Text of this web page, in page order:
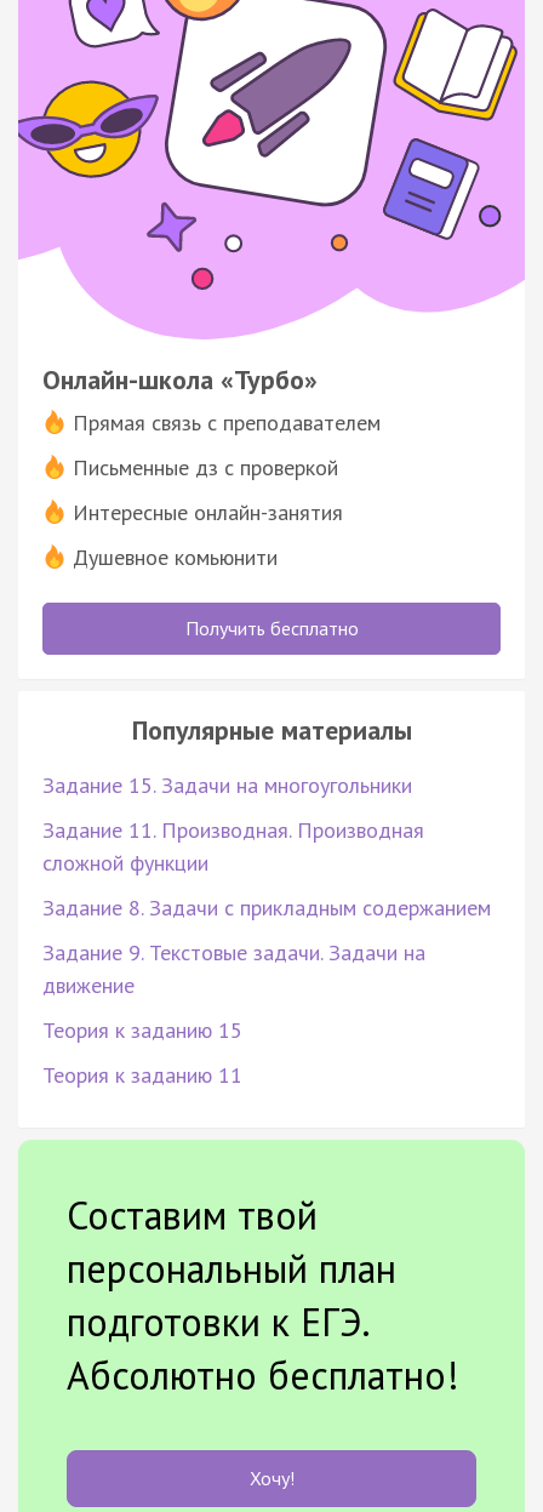
Онлайн-школа «Турбо»
Прямая связь с преподавателем
Письменные дз с проверкой
Интересные онлайн-занятия
Душевное комьюнити
Получить бесплатно
Популярные материалы
Задание 15. Задачи на многоугольники
Задание 11. Производная. Производная
сложной функции
Задание 8. Задачи с прикладным содержанием
Задание 9. Текстовые задачи. Задачи на
движение
Теория к заданию 15
Теория к заданию 11
Составим твой
персональный план
подготовки к ЕГЭ.
Абсолютно бесплатно!
Хочу!